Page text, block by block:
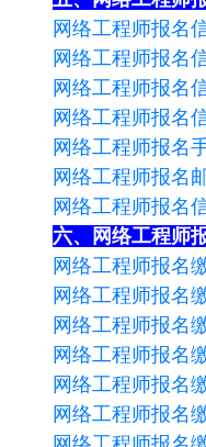
网络工程师报名
网络工程师报名
网络工程师报名
网络工程师报名
网络工程师报名
网络工程师报名
网络工程师报名
六、网络工程师
网络工程师报名
网络工程师报名
网络工程师报名
网络工程师报名
网络工程师报名
网络工程师报名